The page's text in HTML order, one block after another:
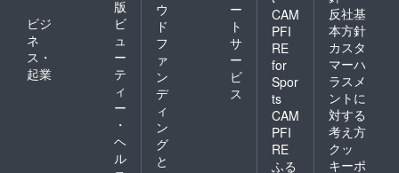
版
ビジ
ネ
ス・
起業
ビ
ュ
ー
テ
ィ
ー
・
ヘ
ル
ウ
ド
フ
ァ
ン
デ
ィ
ン
グ
と
ー
ト
サ
ー
ビ
ス
CAM
PFI
RE
for
Spor
ts
CAM
PFI
RE
ふる
反社基
本方針
カスタ
マーハ
ラスメ
ントに
対する
考え方
クッ
キーポ